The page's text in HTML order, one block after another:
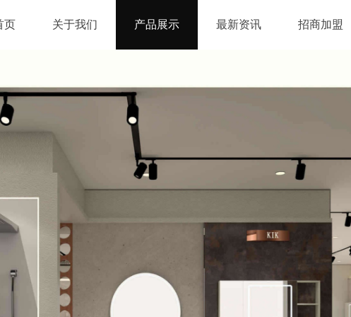
页 关于我们 产品展示 最新资讯 招商加盟